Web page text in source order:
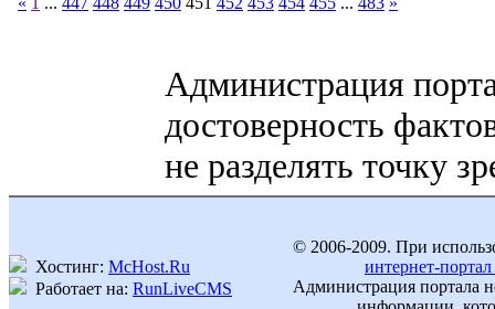
Администрация
достоверность
не разделять точку
Хостинг: McHost.Ru
Работает на: RunLiveCMS
© 2006-2009. При
интернет-
Администрация портала